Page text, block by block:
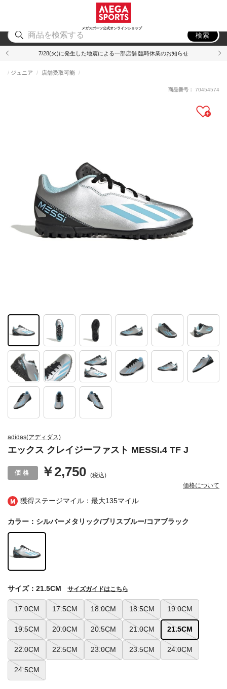
メガスポーツ公式オンラインショップ
アウトドア
検索
7/28(火)に発生した地震による一部店舗 臨時休業のお知らせ
獲得ステージマイル：最大135マイル
adidas(アディダス)
エックス クレイジーファスト MESSI.4 TF J
ジュニア 店舗受取可能
￥2,750 (税込)
価格について
商品番号： 70454574
カラー：シルバーメタリック/ブリスブルー/コアブラック
17.0CM 17.5CM 18.0CM 18.5CM 19.0CM
19.5CM 20.0CM 20.5CM 21.0CM 21.5CM
22.0CM 22.5CM 23.0CM 23.5CM 24.0CM
24.5CM
サイズ：21.5CM サイズガイドはこちら